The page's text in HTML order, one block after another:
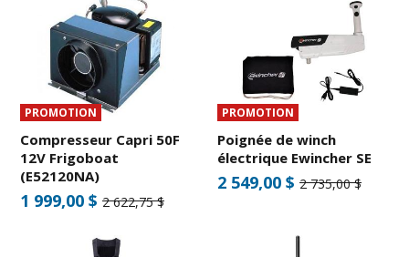
PROMOTION
Compresseur Capri 50F
12V Frigoboat
(E52120NA)
1 999,00 $ 2 622,75 $
PROMOTION
Poignée de winch
électrique Ewincher SE
2 549,00 $ 2 735,00 $